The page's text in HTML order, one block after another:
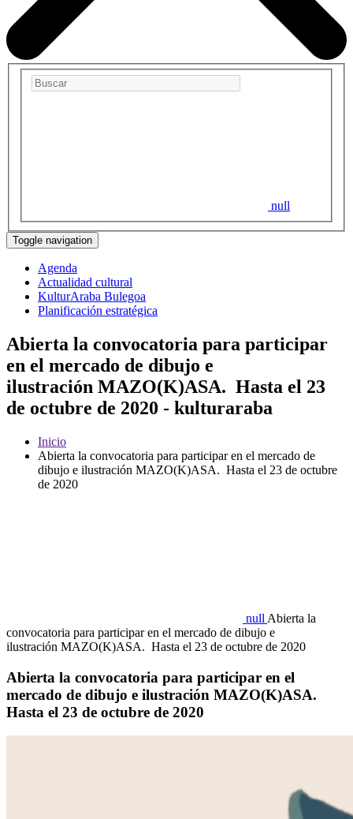
null
Toggle navigation
Agenda
Actualidad cultural
KulturAraba Bulegoa
Planificación estratégica
Abierta la convocatoria para participar
en el mercado de dibujo e
ilustración MAZO(K)ASA. Hasta el 23
de octubre de 2020 - kulturaraba
Inicio
Abierta la convocatoria para participar en el mercado de
dibujo e ilustración MAZO(K)ASA. Hasta el 23 de octubre
de 2020
null Abierta la
convocatoria para participar en el mercado de dibujo e
ilustración MAZO(K)ASA. Hasta el 23 de octubre de 2020
Abierta la convocatoria para participar en el
mercado de dibujo e ilustración MAZO(K)ASA.
Hasta el 23 de octubre de 2020